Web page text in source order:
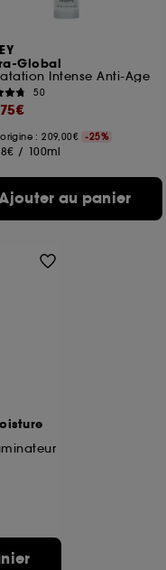
Global
Intense Anti-Age
50
: 209,00€ -25%
/ 100ml
au panier